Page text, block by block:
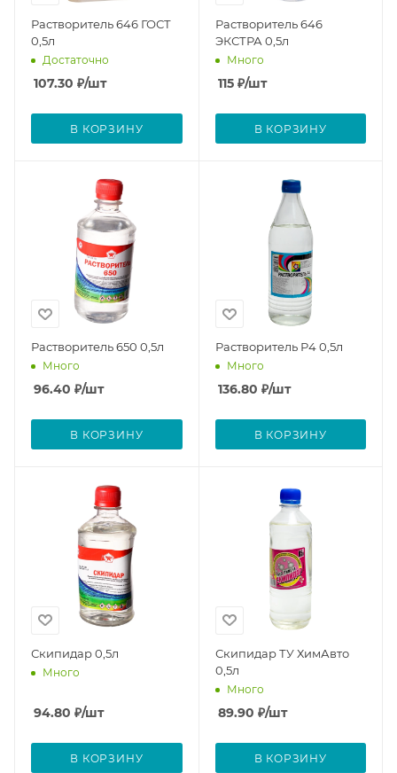
Растворитель 646 ГОСТ
0,5л
Достаточно
107.30 ₽/шт
В КОРЗИНУ
Растворитель 646
ЭКСТРА 0,5л
Много
115₽/шт
В КОРЗИНУ
Растворитель 650 0,5л
Много
96.40 ₽/шт
В КОРЗИНУ
Растворитель Р4 0,5л
Много
136.80 ₽/шт
В КОРЗИНУ
Скипидар 0,5л
Много
94.80 ₽/шт
В КОРЗИНУ
Скипидар ТУ ХимАвто
0,5л
Много
89.90 ₽/шт
В КОРЗИНУ